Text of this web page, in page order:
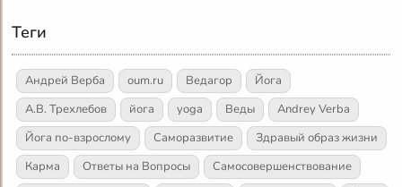
Теги
Андрей Верба oum.ru Ведагор
Йога
А.В. Трехлебов
йога yoga Веды
Andrey Verba
Йога по-взрослому
Саморазвитие
Здравый образ жизни
Карма
Ответы на Вопросы
Самосовершенствование